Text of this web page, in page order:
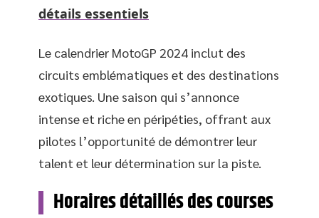
détails essentiels
Le calendrier MotoGP 2024 inclut des
circuits emblématiques et des destinations
exotiques. Une saison qui s’annonce
intense et riche en péripéties, offrant aux
pilotes l’opportunité de démontrer leur
talent et leur détermination sur la piste.
Horaires détaillés des courses